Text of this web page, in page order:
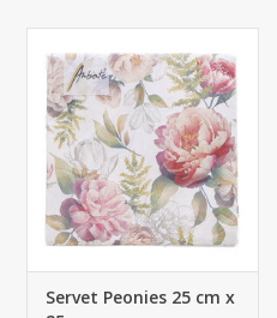
Servet Peonies 25 cm x